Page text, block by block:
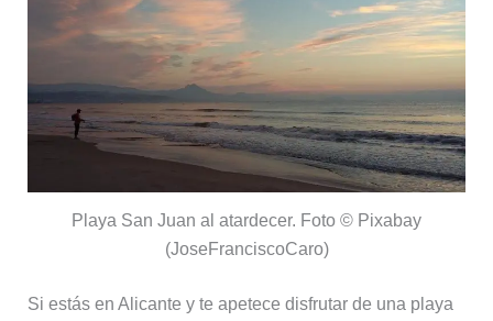
Playa San Juan al atardecer. Foto © Pixabay
(JoseFranciscoCaro)
Si estás en Alicante y te apetece disfrutar de una playa